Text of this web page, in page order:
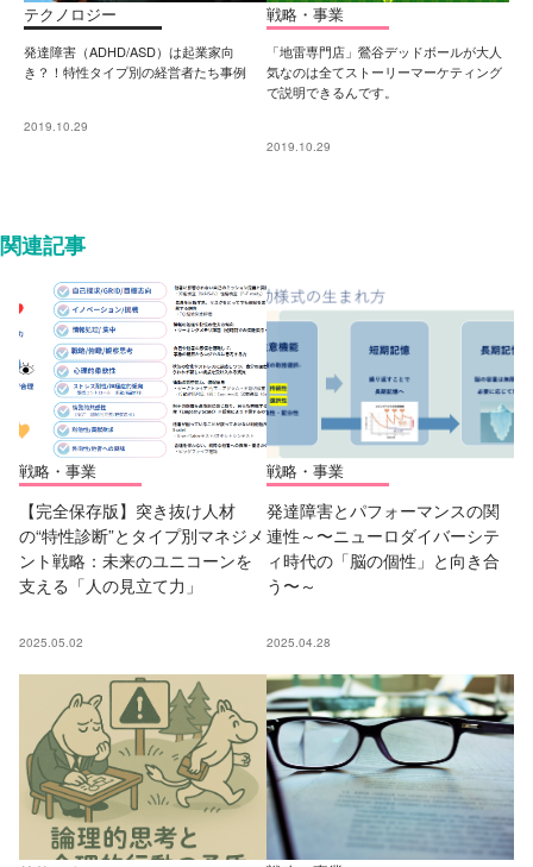
テクノロジー
発達障害（ADHD/ASD）は起業家向
き？！特性タイプ別の経営者たち事例
2019.10.29
戦略・事業
「地雷専門店」鶯谷デッドボールが大人
気なのは全てストーリーマーケティング
で説明できるんです。
2019.10.29
関連記事
戦略・事業
【完全保存版】突き抜け人材
の“特性診断”とタイプ別マネジメ
ント戦略：未来のユニコーンを
支える「人の見立て力」
2025.05.02
戦略・事業
発達障害とパフォーマンスの関
連性～〜ニューロダイバーシテ
ィ時代の「脳の個性」と向き合
う〜～
2025.04.28